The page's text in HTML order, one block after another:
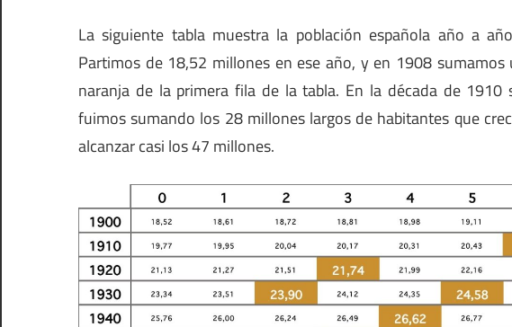
La siguiente tabla muestra la población española año a
Partimos de 18,52 millones en ese año, y en 1908
naranja de la primera fila de la tabla. En la década de
fuimos sumando los 28 millones largos de habitantes que
alcanzar casi los 47 millones.